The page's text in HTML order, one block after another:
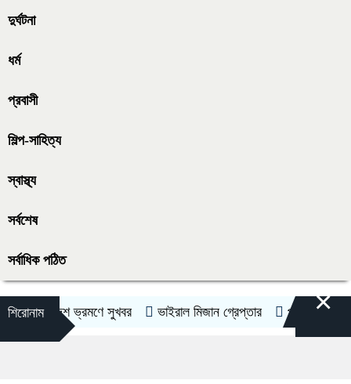
দুর্ঘটনা
ধর্ম
প্রবাসী
শিল্প-সাহিত্য
স্বাস্থ্য
সর্বশেষ
সর্বাধিক পঠিত
শিরোনাম
বিদেশ ভ্রমণে সুখবর ভাইরাল মিজান গ্রেপ্তার প্রধানমন্ত্রীর কাছে
×